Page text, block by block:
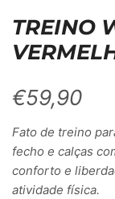
TREINO
€59,90
Fato de treino
fecho e calças
conforto e
atividade física.